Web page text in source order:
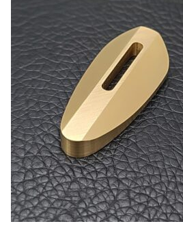
вариаций.
Опции
можно
выбрать
на
странице
товара.